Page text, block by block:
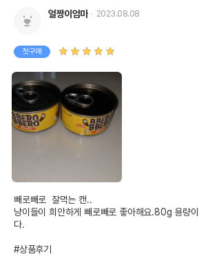
얼짱이엄마 2023.08.08
첫구매
빼로빼로  잘먹는 캔..
냥이들이 희안하게 빼로빼로 좋아해요.80g 용량
다.
#상품후기